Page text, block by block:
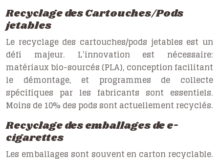
Recyclage des Cartouches/Pods
jetables
Le recyclage des cartouches/pods jetables est un
défi majeur. L’innovation est nécessaire:
matériaux bio-sourcés (PLA), conception facilitant
le démontage, et programmes de collecte
spécifiques par les fabricants sont essentiels.
Moins de 10% des pods sont actuellement recyclés.
Recyclage des emballages de e-
cigarettes
Les emballages sont souvent en carton recyclable.